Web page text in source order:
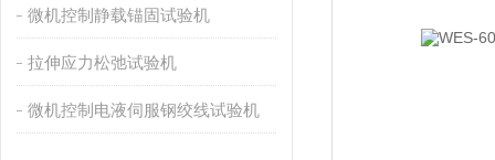
微机控制静载锚固试验机
拉伸应力松弛试验机
微机控制电液伺服钢绞线试验机